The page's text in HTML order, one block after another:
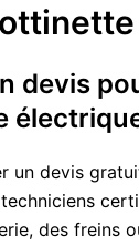
devis
un devis
des freins